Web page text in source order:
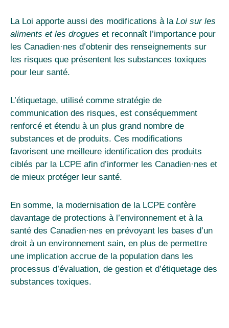
La Loi apporte aussi des modifications à la Loi sur les
aliments et les drogues et reconnaît l’importance pour
les Canadien·nes d’obtenir des renseignements sur
les risques que présentent les substances toxiques
pour leur santé.
L’étiquetage, utilisé comme stratégie de
communication des risques, est conséquemment
renforcé et étendu à un plus grand nombre de
substances et de produits. Ces modifications
favorisent une meilleure identification des produits
ciblés par la LCPE afin d’informer les Canadien·nes et
de mieux protéger leur santé.
En somme, la modernisation de la LCPE confère
davantage de protections à l’environnement et à la
santé des Canadien·nes en prévoyant les bases d’un
droit à un environnement sain, en plus de permettre
une implication accrue de la population dans les
processus d’évaluation, de gestion et d’étiquetage des
substances toxiques.